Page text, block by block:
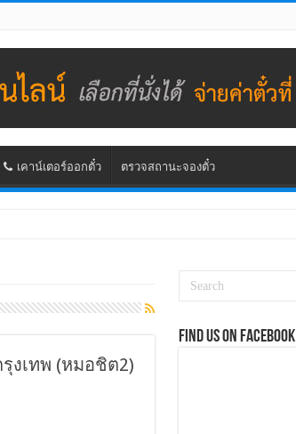
เคาน์เตอร์ออกตั๋ว ตรวจสถานะจองตั๋ว
งเทพ (หมอชิต2)
Find us on Facebook